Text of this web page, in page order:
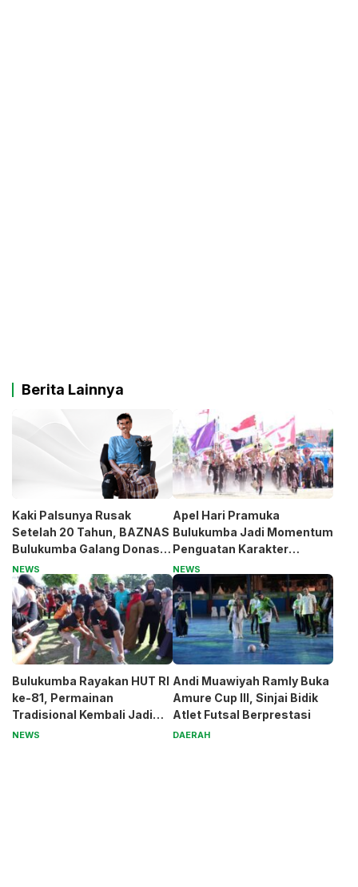
Berita Lainnya
Kaki Palsunya Rusak
Setelah 20 Tahun, BAZNAS
Bulukumba Galang Donasi
untuk Pak Pardi
NEWS
Apel Hari Pramuka
Bulukumba Jadi Momentum
Penguatan Karakter
Generasi Muda
NEWS
Bulukumba Rayakan HUT RI
ke-81, Permainan
Tradisional Kembali Jadi
Magnet
NEWS
Andi Muawiyah Ramly Buka
Amure Cup III, Sinjai Bidik
Atlet Futsal Berprestasi
DAERAH